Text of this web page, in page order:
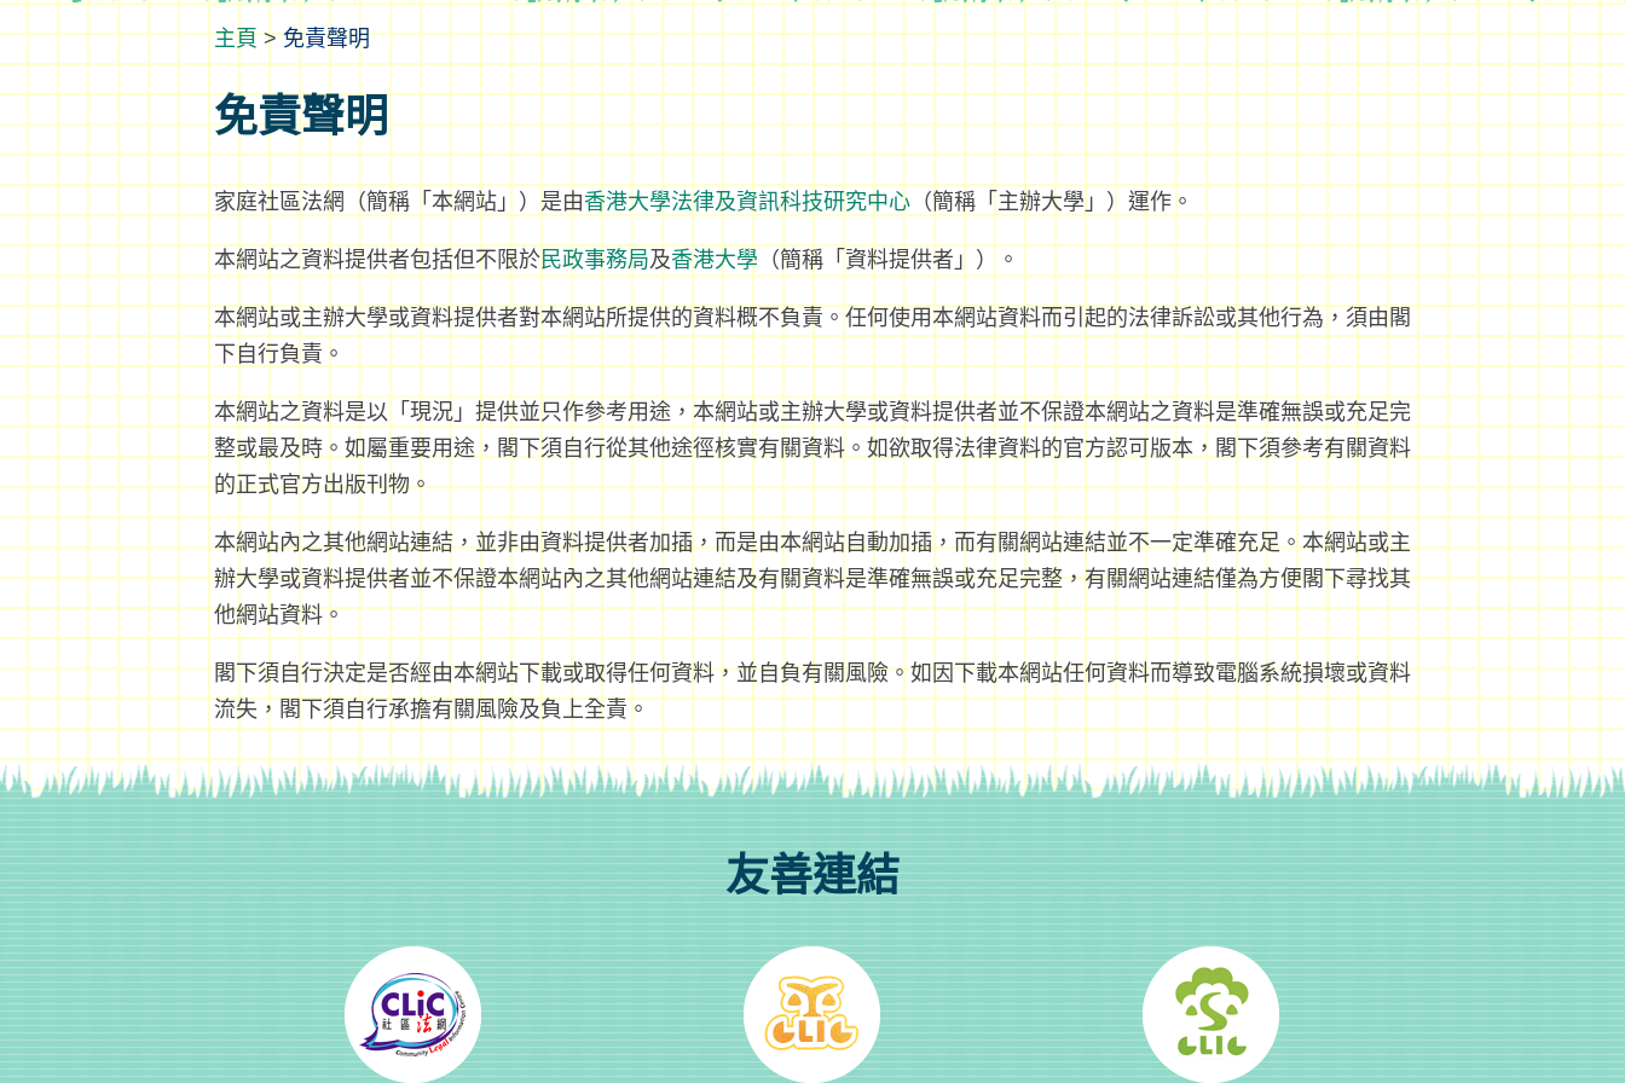
>免責聲明
免責聲明
家庭社區法網（簡稱「本網站」）是由香港大學法律及資訊科技研究中心 （簡稱「主辦大學」）運作。
本網站之資料提供者包括但不限於民政事務局及香港大學 （簡稱「資料提供者」）。
本網站或主辦大學或資料提供者對本網站所提供的資料概不負責。任何使用本網站資料而引起的法律訴訟或其他行為，須由閣
下自行負責。
本網站之資料是以「現況」提供並只作參考用途，本網站或主辦大學或資料提供者並不保證本網站之資料是準確無誤或充足完
整或最及時。如屬重要用途，閣下須自行從其他途徑核實有關資料。如欲取得法律資料的官方認可版本，閣下須參考有關資料
的正式官方出版刊物。
本網站內之其他網站連結，並非由資料提供者加插，而是由本網站自動加插，而有關網站連結並不一定準確充足。本網站或主
辦大學或資料提供者並不保證本網站內之其他網站連結及有關資料是準確無誤或充足完整，有關網站連結僅為方便閣下尋找其
他網站資料。
閣下須自行決定是否經由本網站下載或取得任何資料，並自負有關風險。如因下載本網站任何資料而導致電腦系統損壞或資料
流失，閣下須自行承擔有關風險及負上全責。
友善連結